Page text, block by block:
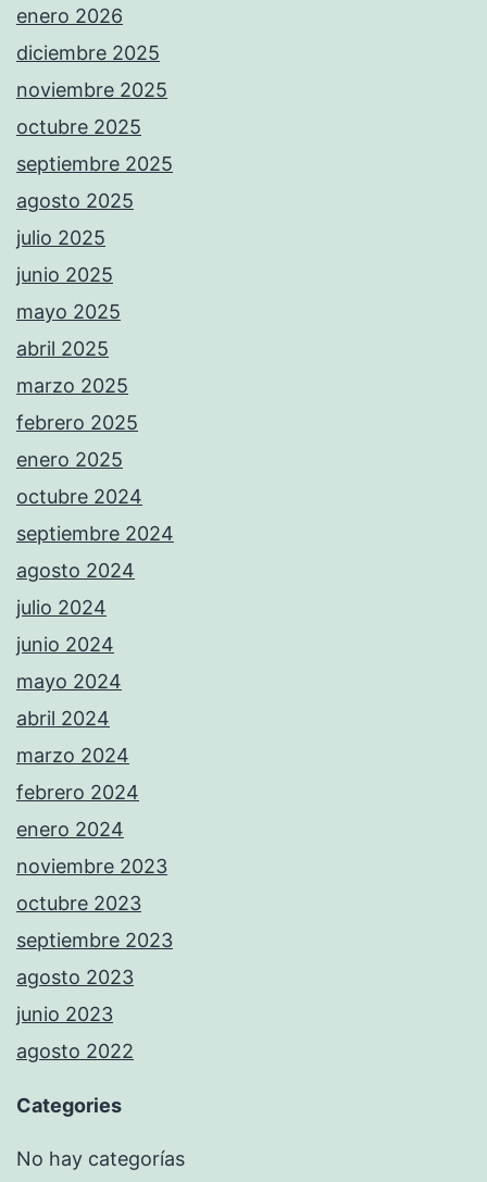
enero 2026
diciembre 2025
noviembre 2025
octubre 2025
septiembre 2025
agosto 2025
julio 2025
junio 2025
mayo 2025
abril 2025
marzo 2025
febrero 2025
enero 2025
octubre 2024
septiembre 2024
agosto 2024
julio 2024
junio 2024
mayo 2024
abril 2024
marzo 2024
febrero 2024
enero 2024
noviembre 2023
octubre 2023
septiembre 2023
agosto 2023
junio 2023
agosto 2022
Categories
No hay categorías